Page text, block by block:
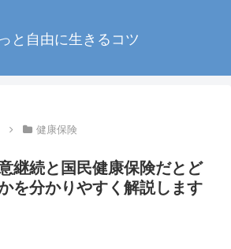
と自由に生きるコツ
健康保険
継続と国民健康保険だとど
を分かりやすく解説します